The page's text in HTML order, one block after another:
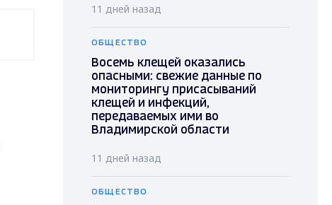
11 дней назад
ОБЩЕСТВО
Восемь клещей оказались
опасными: свежие данные по
мониторингу присасываний
клещей и инфекций,
передаваемых ими во
Владимирской области
11 дней назад
ОБЩЕСТВО